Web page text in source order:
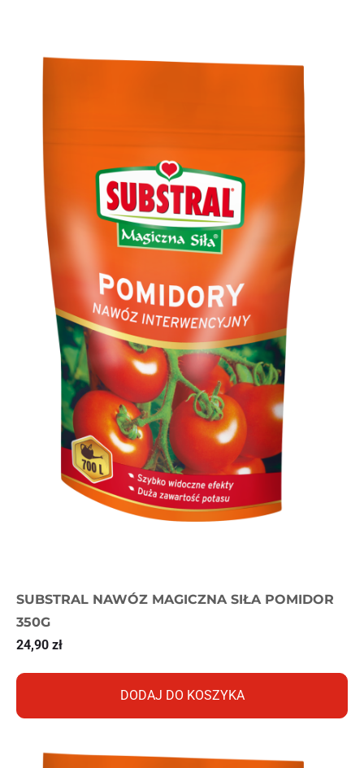
SUBSTRAL NAWÓZ MAGICZNA SIŁA POMIDOR
350G
24,90 zł
DODAJ DO KOSZYKA